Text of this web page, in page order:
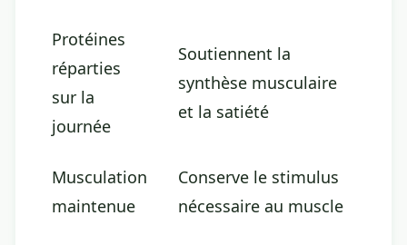
Protéines
réparties
sur la
journée
Soutiennent la
synthèse musculaire
et la satiété
Musculation
maintenue
Conserve le stimulus
nécessaire au muscle